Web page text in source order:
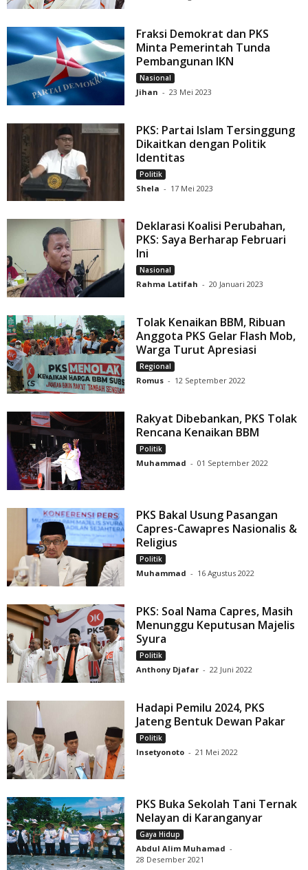
Fraksi Demokrat dan PKS
Minta Pemerintah Tunda
Pembangunan IKN
Nasional
Jihan - 23 Mei 2023
PKS: Partai Islam Tersinggung
Dikaitkan dengan Politik
Identitas
Politik
Shela - 17 Mei 2023
Deklarasi Koalisi Perubahan,
PKS: Saya Berharap Februari
Ini
Nasional
Rahma Latifah - 20 Januari 2023
Tolak Kenaikan BBM, Ribuan
Anggota PKS Gelar Flash Mob,
Warga Turut Apresiasi
Regional
Romus - 12 September 2022
Rakyat Dibebankan, PKS Tolak
Rencana Kenaikan BBM
Politik
Muhammad - 01 September 2022
PKS Bakal Usung Pasangan
Capres-Cawapres Nasionalis &
Religius
Politik
Muhammad - 16 Agustus 2022
PKS: Soal Nama Capres, Masih
Menunggu Keputusan Majelis
Syura
Politik
Anthony Djafar - 22 Juni 2022
Hadapi Pemilu 2024, PKS
Jateng Bentuk Dewan Pakar
Politik
Insetyonoto - 21 Mei 2022
PKS Buka Sekolah Tani Ternak
Nelayan di Karanganyar
Gaya Hidup
Abdul Alim Muhamad -
28 Desember 2021